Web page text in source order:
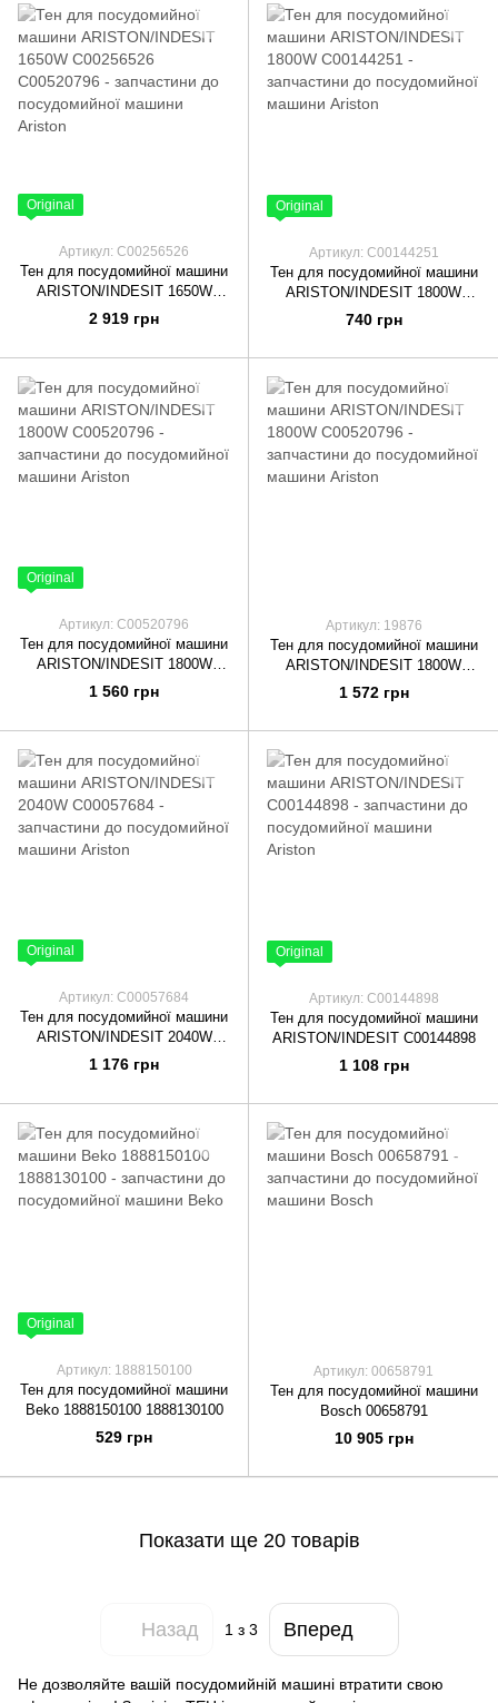
Original
Артикул: C00256526
Тен для посудомийної машини
ARISTON/INDESIT 1650W
C00256526 C00520796
2 919 грн
Original
Артикул: C00144251
Тен для посудомийної машини
ARISTON/INDESIT 1800W
C00144251
740 грн
Original
Артикул: C00520796
Тен для посудомийної машини
ARISTON/INDESIT 1800W
C00520796
1 560 грн
Артикул: 19876
Тен для посудомийної машини
ARISTON/INDESIT 1800W
C00520796
1 572 грн
Original
Артикул: C00057684
Тен для посудомийної машини
ARISTON/INDESIT 2040W
C00057684
1 176 грн
Original
Артикул: C00144898
Тен для посудомийної машини
ARISTON/INDESIT C00144898
1 108 грн
Original
Артикул: 1888150100
Тен для посудомийної машини
Beko 1888150100 1888130100
529 грн
Артикул: 00658791
Тен для посудомийної машини
Bosch 00658791
10 905 грн
Показати ще 20 товарів
Назад 1з 3 Вперед
Не дозволяйте вашій посудомийній машині втратити свою